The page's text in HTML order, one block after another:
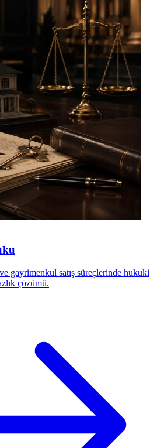
gayrimenkul satış süreçlerinde hukuki
çözümü.